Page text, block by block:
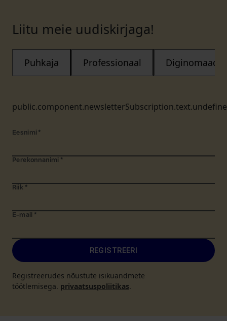
Liitu meie uudiskirjaga!
Puhkaja Professionaal Diginomaad
Eesnimi *
Perekonnanimi *
Riik *
E-mail *
REGISTREERI
Registreerudes nõustute isikuandmete
töötlemisega. privaatsuspoliitikas.